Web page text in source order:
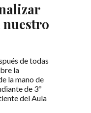
nuestro
de todas
la
la mano de
de 3º
del Aula